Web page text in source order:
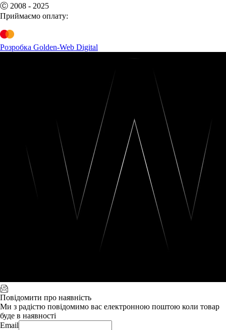
Ⓒ 2008 - 2025
Приймаємо оплату:
Розробка Golden-Web Digital
Повідомити про наявність
Ми з радістю повідомимо вас електронною поштою коли товар
буде в наявності
Email